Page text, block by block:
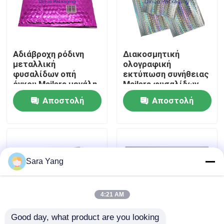
Σχετικά με εμάς
Επισκέψεις στο εργοστάσιο
Έλεγχος ποιότητας
Ειδήσεις
Τσάντες αλληλογραφίας φυσαλίδας
Αδιάβροχη ρόδινη
μεταλλική
φυσαλίδων οπή
όγκου Mailers μεγάλη
ανθεκτική
Αποστολή
Διακοσμητική
ολογραφική
εκτύπωση συνήθειας
Mailers φυσαλίδων
επιφάνειας VMPET
Αποστολή
Sara Yang
4:21 AM
Good day, what product are you looking